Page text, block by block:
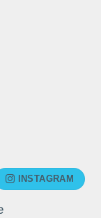
INSTAGRAM